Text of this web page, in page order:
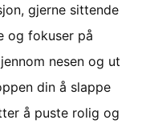
gjerne sittende
og fokuser på
nesen og ut
din å slappe
å puste rolig og